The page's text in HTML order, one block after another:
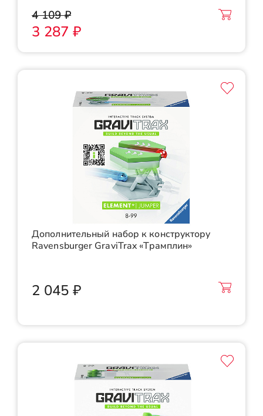
4 109 ₽
3 287 ₽
Дополнительный набор к конструктору
Ravensburger GraviTrax «Трамплин»
2 045 ₽